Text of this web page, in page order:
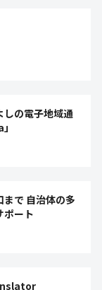
しの電子地域通
で 自治体の多
ポート